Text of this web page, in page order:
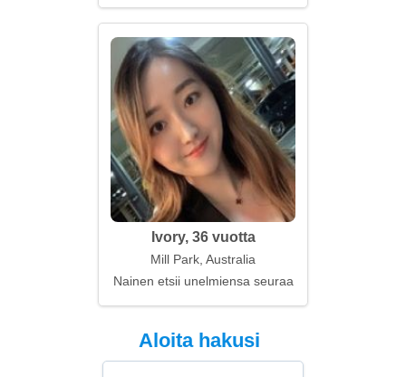
Ivory, 36 vuotta
Mill Park, Australia
Nainen etsii unelmiensa seuraa
Aloita hakusi